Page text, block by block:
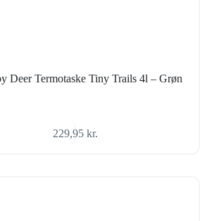
Deer Termotaske Tiny Trails 4l – Grøn
229,95 kr.